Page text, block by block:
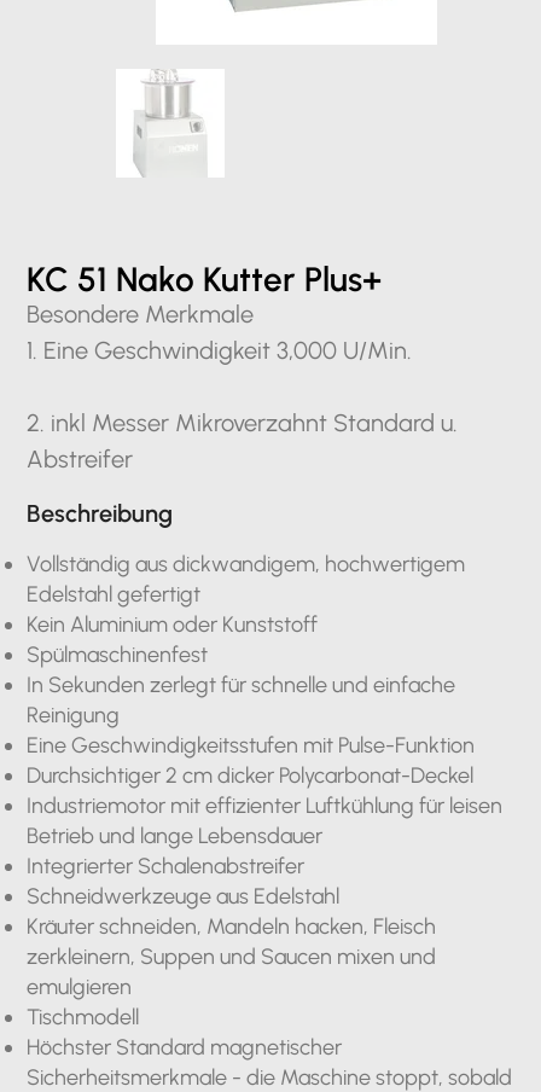
KC 51 Nako Kutter Plus+
Besondere Merkmale
1. ​Eine Geschwindigkeit 3,000 U/Min.
2. inkl Messer Mikroverzahnt Standard u.
Abstreifer
Beschreibung
Vollständig aus dickwandigem, hochwertigem
Edelstahl gefertigt
Kein Aluminium oder Kunststoff
Spülmaschinenfest
In Sekunden zerlegt für schnelle und einfache
Reinigung
Eine Geschwindigkeitsstufen mit Pulse-Funktion
Durchsichtiger 2 cm dicker Polycarbonat-Deckel
Industriemotor mit effizienter Luftkühlung für leisen
Betrieb und lange Lebensdauer
Integrierter Schalenabstreifer
Schneidwerkzeuge aus Edelstahl
Kräuter schneiden, Mandeln hacken, Fleisch
zerkleinern, Suppen und Saucen mixen und
emulgieren
Tischmodell
Höchster Standard magnetischer
Sicherheitsmerkmale - die Maschine stoppt, sobald